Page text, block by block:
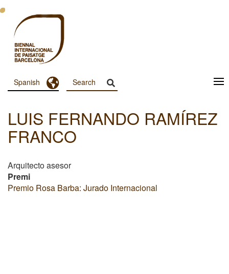
Pasar
contenido
principal
Menu
Principal
Dashboard
Spanish Toggle Dropdown
LUIS FERNANDO RAMÍREZ
FRANCO
Arquitecto asesor
Premi
Premio Rosa Barba: Jurado Internacional